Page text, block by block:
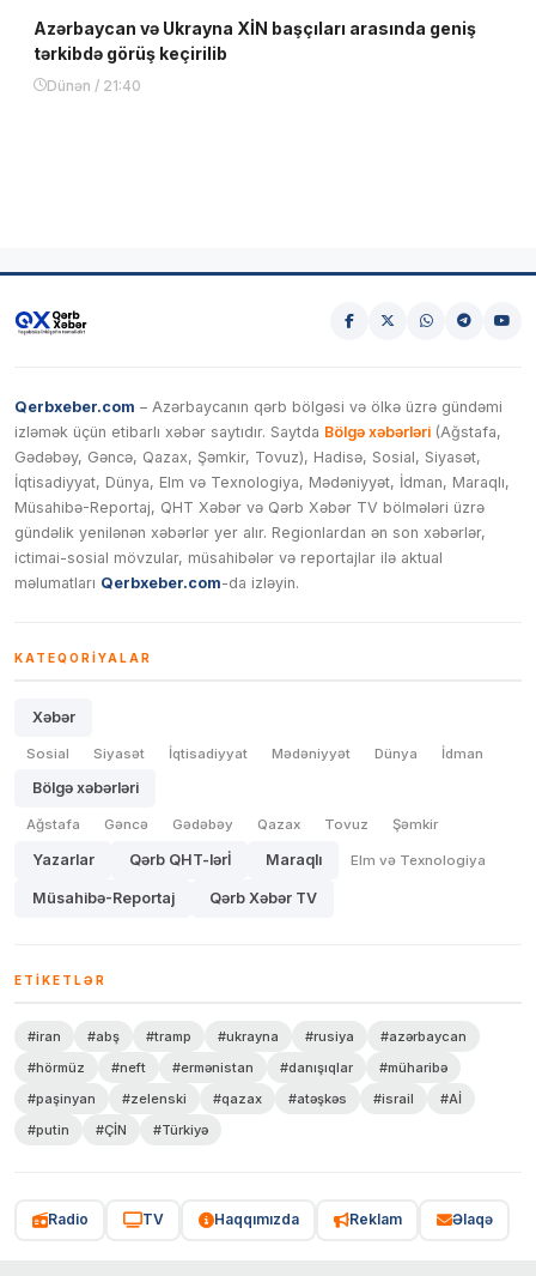
Azərbaycan və Ukrayna XİN başçıları arasında geniş
tərkibdə görüş keçirilib
Dünən / 21:40
Qerbxeber.com – Azərbaycanın qərb bölgəsi və ölkə üzrə gündəmi
izləmək üçün etibarlı xəbər saytıdır. Saytda Bölgə xəbərləri (Ağstafa,
Gədəbəy, Gəncə, Qazax, Şəmkir, Tovuz), Hadisə, Sosial, Siyasət,
İqtisadiyyat, Dünya, Elm və Texnologiya, Mədəniyyət, İdman, Maraqlı,
Müsahibə-Reportaj, QHT Xəbər və Qərb Xəbər TV bölmələri üzrə
gündəlik yenilənən xəbərlər yer alır. Regionlardan ən son xəbərlər,
ictimai-sosial mövzular, müsahibələr və reportajlar ilə aktual
məlumatları Qerbxeber.com-da izləyin.
KATEQORIYALAR
Xəbər
Sosial Siyasət İqtisadiyyat Mədəniyyət Dünya İdman
Bölgə xəbərləri
Ağstafa Gəncə Gədəbəy Qazax Tovuz Şəmkir
Yazarlar Qərb QHT-lərİ Maraqlı Elm və Texnologiya
Müsahibə-Reportaj Qərb Xəbər TV
ETIKETLƏR
#iran #abş #tramp #ukrayna #rusiya
#azərbaycan
#hörmüz
#neft #ermənistan #danışıqlar
#müharibə
#paşinyan
#zelenski #qazax #atəşkəs #israil
#Aİ
#putin
#ÇİN #Türkiyə
Radio TV Haqqımızda Reklam Əlaqə